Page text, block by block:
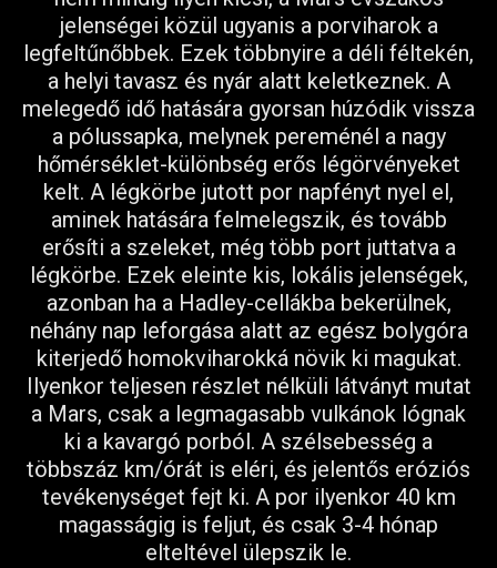
jelenségei közül ugyanis a porviharok a
legfeltűnőbbek. Ezek többnyire a déli féltekén,
a helyi tavasz és nyár alatt keletkeznek. A
melegedő idő hatására gyorsan húzódik vissza
a pólussapka, melynek pereménél a nagy
hőmérséklet-különbség erős légörvényeket
kelt. A légkörbe jutott por napfényt nyel el,
aminek hatására felmelegszik, és tovább
erősíti a szeleket, még több port juttatva a
légkörbe. Ezek eleinte kis, lokális jelenségek,
azonban ha a Hadley-cellákba bekerülnek,
néhány nap leforgása alatt az egész bolygóra
kiterjedő homokviharokká növik ki magukat.
Ilyenkor teljesen részlet nélküli látványt mutat
a Mars, csak a legmagasabb vulkánok lógnak
ki a kavargó porból. A szélsebesség a
többszáz km/órát is eléri, és jelentős eróziós
tevékenységet fejt ki. A por ilyenkor 40 km
magasságig is feljut, és csak 3-4 hónap
elteltével ülepszik le.